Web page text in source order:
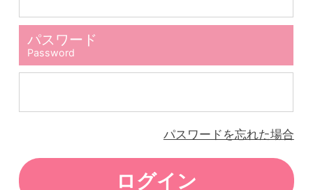
パスワード
Password
パスワードを忘れた場合